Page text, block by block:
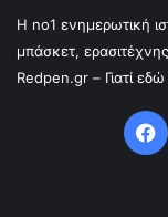
Η no1 ενημερωτική
μπάσκετ,
Redpen.gr – Γιατί